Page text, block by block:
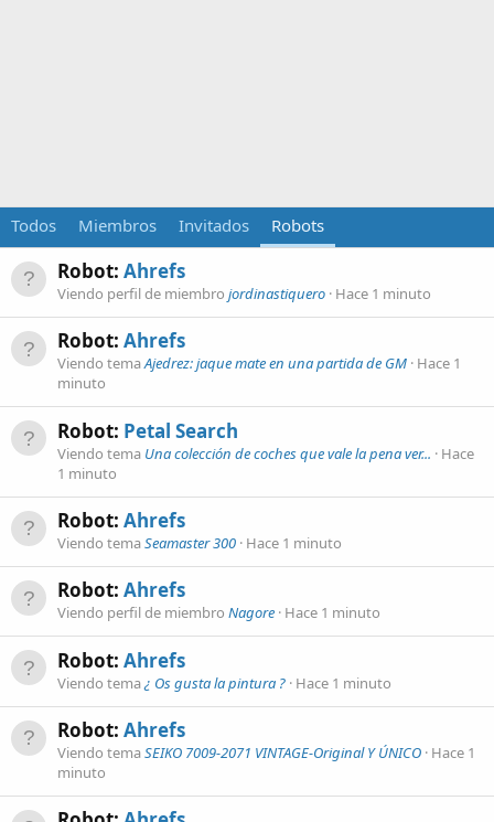
Todos Miembros Invitados Robots
Robot: Ahrefs
Viendo perfil de miembro jordinastiquero Hace 1 minuto
Robot: Ahrefs
Viendo temaAjedrez: jaque mate en una partida de GM Hace 1
minuto
Robot: Petal Search
Viendo tema Una colección de coches que vale la pena ver...
Hace
1 minuto
Robot: Ahrefs
Viendo temaSeamaster 300 Hace 1 minuto
Robot: Ahrefs
Viendo perfil de miembro Nagore Hace 1 minuto
Robot: Ahrefs
Viendo tema¿ Os gusta la pintura ? Hace 1 minuto
Robot: Ahrefs
Viendo temaSEIKO 7009-2071 VINTAGE-Original Y ÚNICO Hace 1
minuto